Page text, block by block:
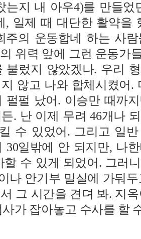
는지 내 아우4)를 만들었
, 일제 때 대단한 활약을
주의 운동합네 하는 사
위력 앞에 그런 운동가
불렀지 않았겠나. 우리
않고 나와 합체시켰어.
펄펄 났어. 이승만 때까
. 난 이제 무려 46개나
수 있었어. 그리고 일
30일밖에 안 되지만, 나
할 수 있게 되었어. 그러
나 안기부 밀실에 가둬
그 시간을 견뎌 봐. 지
사가 잡아놓고 수사를 할